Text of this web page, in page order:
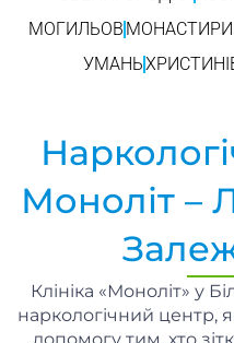
МОГИЛЬОВ
УМАНЬ
Моноліт –
Клініка «Моноліт» у
наркологічний центр,
допомогу тим, хто